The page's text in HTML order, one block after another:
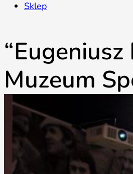
Sklep
Muzeum